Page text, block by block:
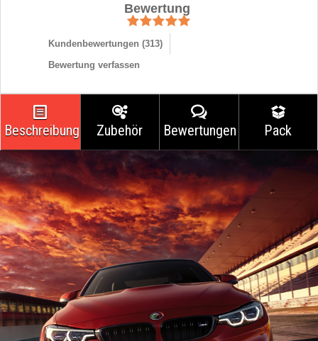
Bewertung
Kundenbewertungen (313)
Bewertung verfassen
Beschreibung Zubehör Bewertungen Pack